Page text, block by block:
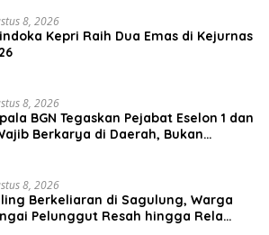
8, 2026
Kepri Raih Dua Emas di Kejurnas
8, 2026
BGN Tegaskan Pejabat Eselon 1 dan
Berkarya di Daerah, Bukan
8, 2026
Berkeliaran di Sagulung, Warga
Pelunggut Resah hingga Rela